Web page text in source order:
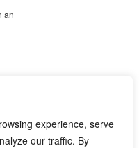
experience, serve
our traffic. By
an
aus dem Italienischen